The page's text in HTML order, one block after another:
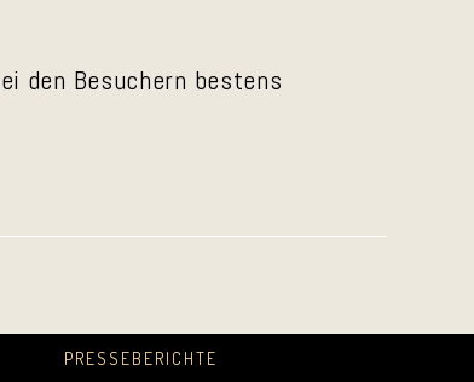
den Besuchern bestens
PRESSEBERICHTE